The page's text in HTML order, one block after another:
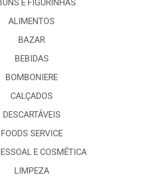
E FIGURINHAS
ALIMENTOS
BAZAR
BEBIDAS
BOMBONIERE
CALÇADOS
DESCARTÁVEIS
FOODS SERVICE
E COSMÉTICA
LIMPEZA